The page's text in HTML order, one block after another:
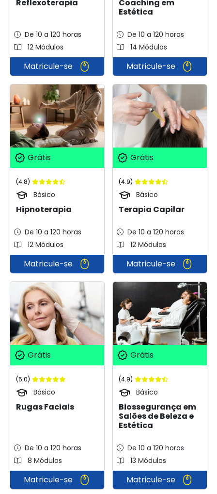
Reflexoterapia
De 10 a 120 horas
12 Módulos
Matricule-se
Coaching em
Estética
De 10 a 120 horas
14 Módulos
Matricule-se
Grátis
(4.8)
Básico
Hipnoterapia
De 10 a 120 horas
12 Módulos
Matricule-se
Grátis
(4.9)
Básico
Terapia Capilar
De 10 a 120 horas
12 Módulos
Matricule-se
Grátis
(5.0)
Básico
Rugas Faciais
De 10 a 120 horas
8 Módulos
Matricule-se
Grátis
(4.9)
Básico
Biossegurança em
Salões de Beleza e
Estética
De 10 a 120 horas
13 Módulos
Matricule-se